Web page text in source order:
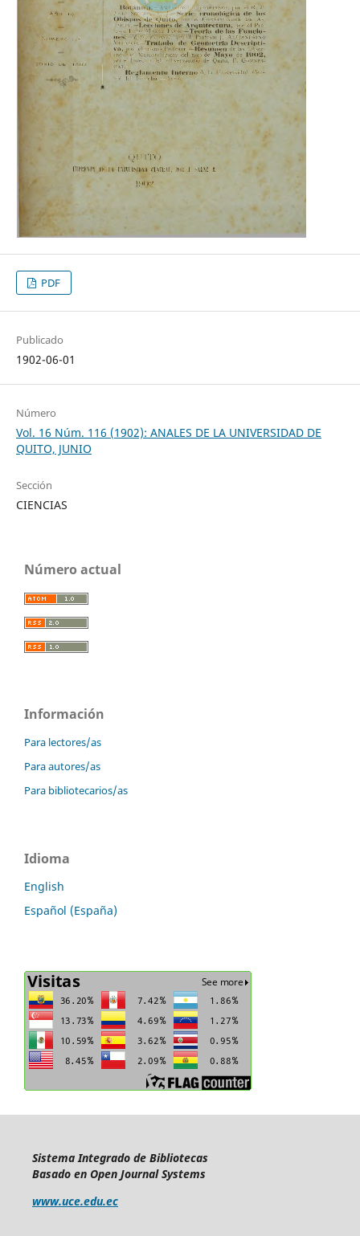
PDF
Publicado
1902-06-01
Número
Vol. 16 Núm. 116 (1902): ANALES DE LA UNIVERSIDAD DE
QUITO, JUNIO
Sección
CIENCIAS
Número actual
Información
Para lectores/as
Para autores/as
Para bibliotecarios/as
Idioma
English
Español (España)
Sistema Integrado de Bibliotecas
Basado en Open Journal Systems
www.uce.edu.ec